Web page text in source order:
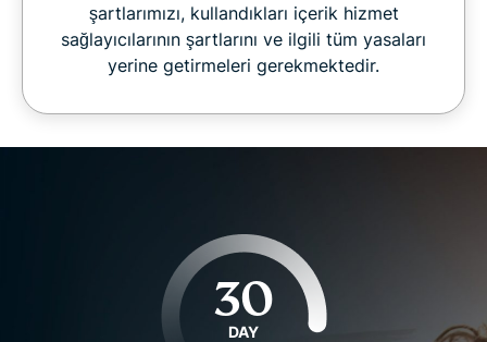
şartlarımızı, kullandıkları içerik hizmet
sağlayıcılarının şartlarını ve ilgili tüm yasaları
yerine getirmeleri gerekmektedir.
30
DAY